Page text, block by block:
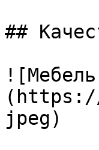
##
jpeg)